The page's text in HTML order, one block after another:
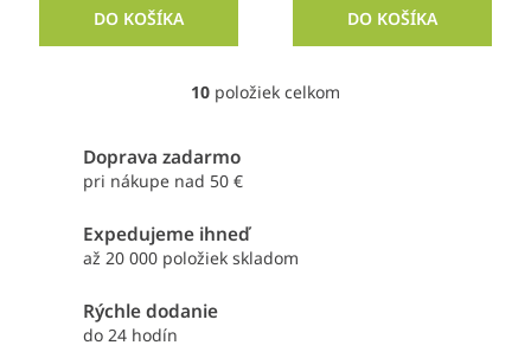
DO KOŠÍKA DO KOŠÍKA
O
i
10 položiek celkom
Doprava zadarmo
pri nákupe nad 50 €
Expedujeme ihneď
až 20 000 položiek skladom
Rýchle dodanie
do 24 hodín